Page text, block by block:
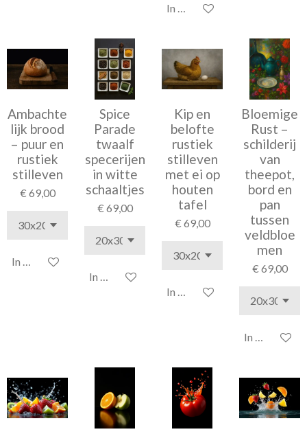
In winkelwagen
Ambachte
lijk brood
– puur en
rustiek
stilleven
€ 69,00
In winkelwagen
Spice
Parade
twaalf
specerijen
in witte
schaaltjes
€ 69,00
In winkelwagen
Kip en
belofte
rustiek
stilleven
met ei op
houten
tafel
€ 69,00
In winkelwagen
Bloemige
Rust –
schilderij
van
theepot,
bord en
pan
tussen
veldbloe
men
€ 69,00
In